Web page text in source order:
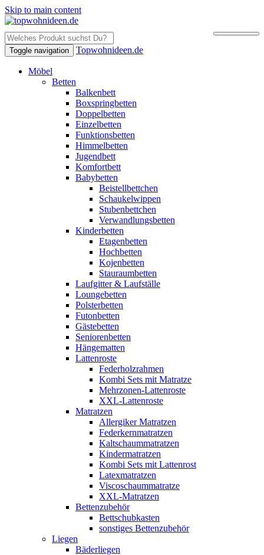
Skip to main content
Toggle navigation Topwohnideen.de
Möbel
Betten
Balkenbett
Boxspringbetten
Doppelbetten
Einzelbetten
Funktionsbetten
Himmelbetten
Jugendbett
Komfortbett
Babybetten
Beistellbettchen
Schaukelwippen
Stubenbettchen
Verwandlungsbetten
Kinderbetten
Etagenbetten
Hochbetten
Kojenbetten
Stauraumbetten
Laufgitter & Laufställe
Loungebetten
Polsterbetten
Futonbetten
Gästebetten
Seniorenbetten
Hängematten
Lattenroste
Federholzrahmen
Kombi Sets mit Matratze
Mehrzonen-Lattenroste
XXL-Lattenroste
Matratzen
Allergiker Matratzen
Federkernmatratzen
Kaltschaummatratzen
Kindermatratzen
Kombi Sets mit Lattenrost
Latexmatratzen
Viscoschaummatratze
XXL-Matratzen
Bettenzubehör
Bettschubkasten
sonstiges Bettenzubehör
Liegen
Bäderliegen